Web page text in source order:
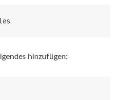
hinzufügen: